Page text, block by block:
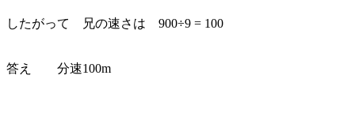
したがって 兄の速さは 900÷9 = 100
答え 分速100m